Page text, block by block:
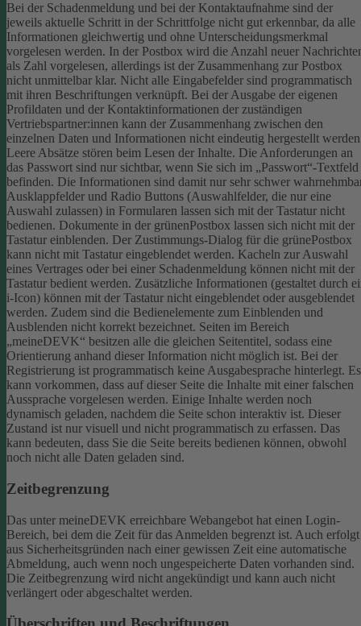
Bei der Schadenmeldung und bei der Kontaktaufnahme sind der
jeweils aktuelle Schritt in der Schrittfolge nicht gut erkennbar, da alle
Informationen gleichwertig und ohne Unterscheidungsmerkmal
vorgelesen werden. In der Postbox wird die Anzahl neuer
als Zahl vorgelesen, allerdings ist der Zusammenhang zur Postbox
nicht unmittelbar klar. Nicht alle Eingabefelder sind programmatisch
mit ihren Beschriftungen verknüpft. Bei der Ausgabe der eigenen
Profildaten und der Kontaktinformationen der zuständigen
Vertriebspartner:innen kann der Zusammenhang zwischen den
einzelnen Daten und Informationen nicht eindeutig hergestellt
Leere Absätze stören beim Lesen der Inhalte. Die Anforderungen an
das Passwort sind nur sichtbar, wenn Sie sich im „Passwort“-Textfeld
befinden. Die Informationen sind damit nur sehr schwer
Ausklappfelder und Radio Buttons (Auswahlfelder, die nur eine
Auswahl zulassen) in Formularen lassen sich mit der Tastatur nicht
bedienen. Dokumente in der grünenPostbox lassen sich nicht mit der
Tastatur einblenden. Der Zustimmungs-Dialog für die grünePostbox
kann nicht mit Tastatur eingeblendet werden. Kacheln zur Auswahl
eines Vertrages oder bei einer Schadenmeldung können nicht mit der
Tastatur bedient werden. Zusätzliche Informationen (gestaltet durch
i-Icon) können mit der Tastatur nicht eingeblendet oder ausgeblendet
werden. Zudem sind die Bedienelemente zum Einblenden und
Ausblenden nicht korrekt bezeichnet. Seiten im Bereich
„meineDEVK“ besitzen alle die gleichen Seitentitel, sodass eine
Orientierung anhand dieser Information nicht möglich ist. Bei der
Registrierung ist programmatisch keine Ausgabesprache hinterlegt. Es
kann vorkommen, dass auf dieser Seite die Inhalte mit einer falschen
Aussprache vorgelesen werden. Einige Inhalte werden noch
dynamisch geladen, nachdem die Seite schon interaktiv ist. Dieser
Zustand ist nur visuell und nicht programmatisch zu erfassen. Das
kann bedeuten, dass Sie die Seite bereits bedienen können, obwohl
noch nicht alle Daten geladen sind.
Zeitbegrenzung
Das unter meineDEVK erreichbare Webangebot hat einen Login-
Bereich, bei dem die Zeit für das Anmelden begrenzt ist. Auch erfolgt
aus Sicherheitsgründen nach einer gewissen Zeit eine automatische
Abmeldung, auch wenn noch ungespeicherte Daten vorhanden sind.
Die Zeitbegrenzung wird nicht angekündigt und kann auch nicht
verlängert oder abgeschaltet werden.